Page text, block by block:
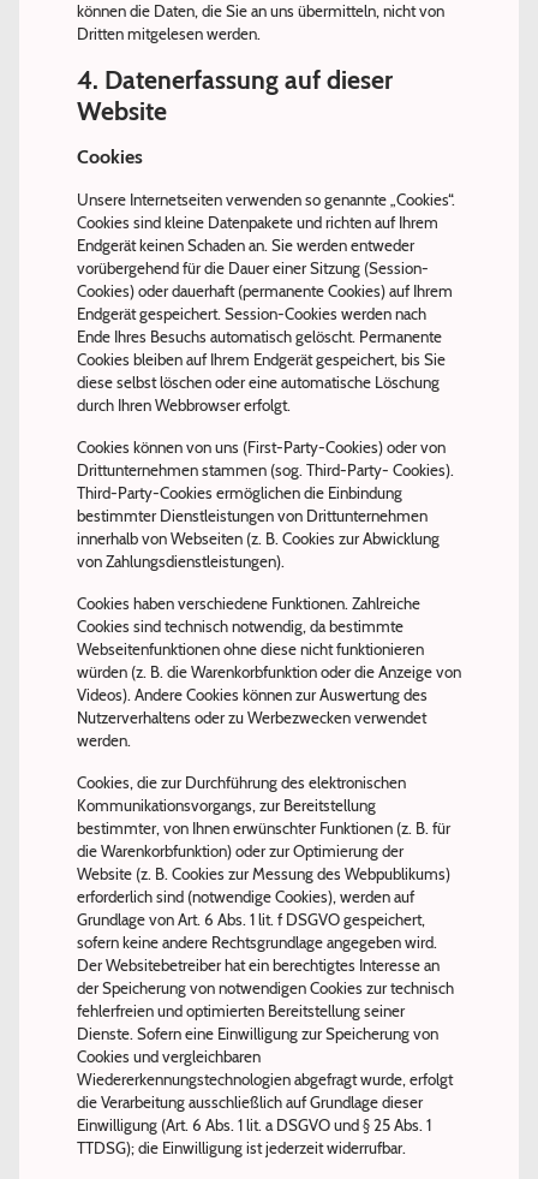
können die Daten, die Sie an uns übermitteln, nicht von
Dritten mitgelesen werden.
4. Datenerfassung auf dieser
Website
Cookies
Unsere Internetseiten verwenden so genannte „Cookies“.
Cookies sind kleine Datenpakete und richten auf Ihrem
Endgerät keinen Schaden an. Sie werden entweder
vorübergehend für die Dauer einer Sitzung (Session-
Cookies) oder dauerhaft (permanente Cookies) auf Ihrem
Endgerät gespeichert. Session-Cookies werden nach
Ende Ihres Besuchs automatisch gelöscht. Permanente
Cookies bleiben auf Ihrem Endgerät gespeichert, bis Sie
diese selbst löschen oder eine automatische Löschung
durch Ihren Webbrowser erfolgt.
Cookies können von uns (First-Party-Cookies) oder von
Drittunternehmen stammen (sog. Third-Party- Cookies).
Third-Party-Cookies ermöglichen die Einbindung
bestimmter Dienstleistungen von Drittunternehmen
innerhalb von Webseiten (z. B. Cookies zur Abwicklung
von Zahlungsdienstleistungen).
Cookies haben verschiedene Funktionen. Zahlreiche
Cookies sind technisch notwendig, da bestimmte
Webseitenfunktionen ohne diese nicht funktionieren
würden (z. B. die Warenkorbfunktion oder die Anzeige von
Videos). Andere Cookies können zur Auswertung des
Nutzerverhaltens oder zu Werbezwecken verwendet
werden.
Cookies, die zur Durchführung des elektronischen
Kommunikationsvorgangs, zur Bereitstellung
bestimmter, von Ihnen erwünschter Funktionen (z. B. für
die Warenkorbfunktion) oder zur Optimierung der
Website (z. B. Cookies zur Messung des Webpublikums)
erforderlich sind (notwendige Cookies), werden auf
Grundlage von Art. 6 Abs. 1 lit. f DSGVO gespeichert,
sofern keine andere Rechtsgrundlage angegeben wird.
Der Websitebetreiber hat ein berechtigtes Interesse an
der Speicherung von notwendigen Cookies zur technisch
fehlerfreien und optimierten Bereitstellung seiner
Dienste. Sofern eine Einwilligung zur Speicherung von
Cookies und vergleichbaren
Wiedererkennungstechnologien abgefragt wurde, erfolgt
die Verarbeitung ausschließlich auf Grundlage dieser
Einwilligung (Art. 6 Abs. 1 lit. a DSGVO und § 25 Abs. 1
TTDSG); die Einwilligung ist jederzeit widerrufbar.